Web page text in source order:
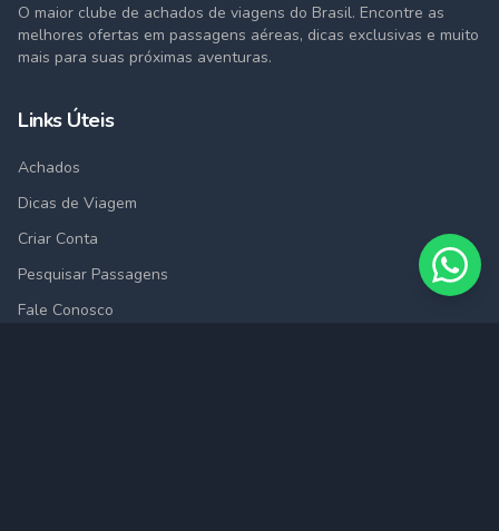
O maior clube de achados de viagens do Brasil. Encontre as
melhores ofertas em passagens aéreas, dicas exclusivas e muito
mais para suas próximas aventuras.
Links Úteis
Achados
Dicas de Viagem
Criar Conta
Pesquisar Passagens
Fale Conosco